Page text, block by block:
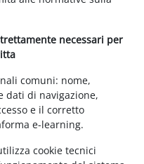
necessari per
comuni: nome,
dati di navigazione,
e il corretto
e-learning.
cookie tecnici